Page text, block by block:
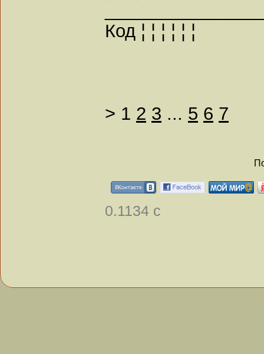
Код ¦ ¦ ¦ ¦ ¦ ¦
> 1 2 3 ... 5 6 7
0.1134 с